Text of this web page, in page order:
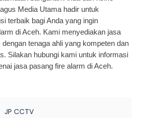
Media Utama hadir untuk
terbaik bagi Anda yang ingin
di Aceh. Kami menyediakan jasa
tenaga ahli yang kompeten dan
Silakan hubungi kami untuk informasi
jasa pasang fire alarm di Aceh.
JP CCTV